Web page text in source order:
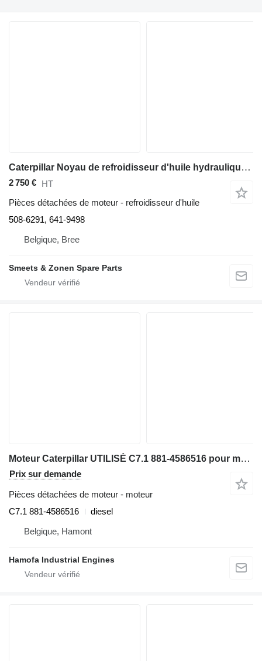
Caterpillar Noyau de refroidisseur d'huile hydraulique 508-6291 pour excavateur
2 750 € HT
Pièces détachées de moteur - refroidisseur d'huile
508-6291, 641-9498
Belgique, Bree
Smeets & Zonen Spare Parts
Moteur Caterpillar UTILISÉ C7.1 881-4586516 pour matériel de TP
Prix sur demande
Pièces détachées de moteur - moteur
C7.1 881-4586516
diesel
Belgique, Hamont
Hamofa Industrial Engines